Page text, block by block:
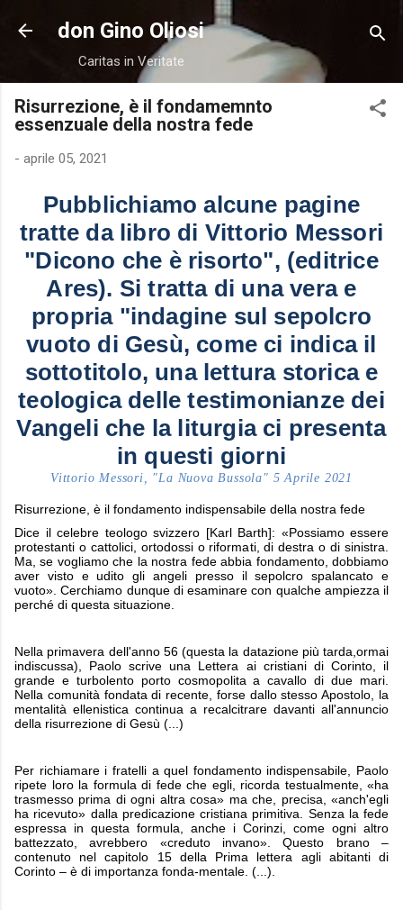
Passa ai contenuti principali
don Gino Oliosi
Caritas in Veritate
Risurrezione, è il fondamemnto
essenzuale della nostra fede
- aprile 05, 2021
Pubblichiamo alcune pagine
tratte da libro di Vittorio Messori
"Dicono che è risorto", (editrice
Ares). Si tratta di una vera e
propria "indagine sul sepolcro
vuoto di Gesù, come ci indica il
sottotitolo, una lettura storica e
teologica delle testimonianze dei
Vangeli che la liturgia ci presenta
in questi giorni
Vittorio Messori, "La Nuova Bussola" 5 Aprile 2021
Risurrezione, è il fondamento indispensabile della nostra fede
Dice il celebre teologo svizzero [Karl Barth]: «Possiamo essere
protestanti o cattolici, ortodossi o riformati, di destra o di sinistra.
Ma, se vogliamo che la nostra fede abbia fondamento, dobbiamo
aver visto e udito gli angeli presso il sepolcro spalancato e
vuoto». Cerchiamo dunque di esaminare con qualche ampiezza il
perché di questa situazione.
Nella primavera dell'anno 56 (questa la datazione più tarda,ormai
indiscussa), Paolo scrive una Lettera ai cristiani di Corinto, il
grande e turbolento porto cosmopolita a cavallo di due mari.
Nella comunità fondata di recente, forse dallo stesso Apostolo, la
mentalità ellenistica continua a recalcitrare davanti all'annuncio
della risurrezione di Gesù (...)
Per richiamare i fratelli a quel fondamento indispensabile, Paolo
ripete loro la formula di fede che egli, ricorda testualmente, «ha
trasmesso prima di ogni altra cosa» ma che, precisa, «anch'egli
ha ricevuto» dalla predicazione cristiana primitiva. Senza la fede
espressa in questa formula, anche i Corinzi, come ogni altro
battezzato, avrebbero «creduto invano». Questo brano –
contenuto nel capitolo 15 della Prima lettera agli abitanti di
Corinto – è di importanza fonda-mentale. (...).